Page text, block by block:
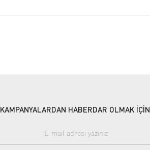
KAMPANYALARDAN HABERDAR OLMAK İÇİN